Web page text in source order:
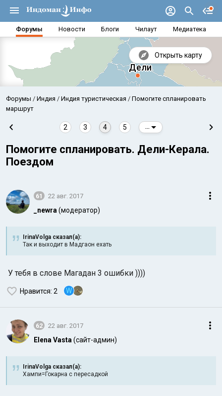
Форумы Новости Блоги Чилаут Медиатека
Открыть карту
Аравийское море
Форумы Индия Индия туристическая
Помогите спланировать
маршрут
2 3 4 5
Помогите спланировать. Дели-Керала.
Поездом
61 22 авг. 2017
_newra (модератор)
IrinaVolga сказал(а):
Так и выходит в Мадгаон ехать
У тебя в слове Магадан 3 ошибки ))))
Нравится: 2 W
62 22 авг. 2017
Elena Vasta (сайт-админ)
IrinaVolga сказал(а):
Хампи=Гокарна с пересадкой